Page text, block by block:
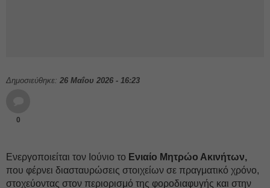
Δημοσιεύθηκε: 26 Μαΐου 2026 - 16:23
0
Ενεργοποιείται τον Ιούνιο το Ενιαίο Μητρώο Ακινήτων,
που φέρνει διασταυρώσεις στοιχείων σε πραγματικό χρόνο,
στοχεύοντας στον περιορισμό της φοροδιαφυγής και στην